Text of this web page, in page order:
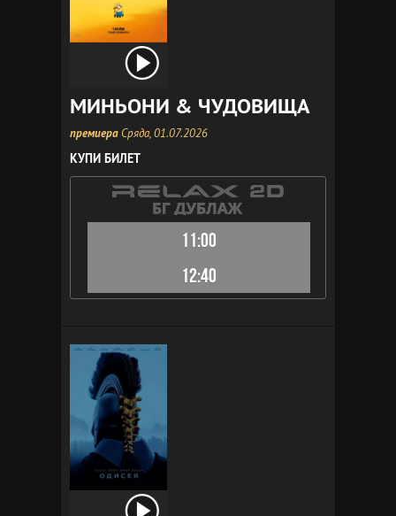
МИНЬОНИ & ЧУДОВИЩА
премиера Сряда, 01.07.2026
КУПИ БИЛЕТ
11:00
12:40